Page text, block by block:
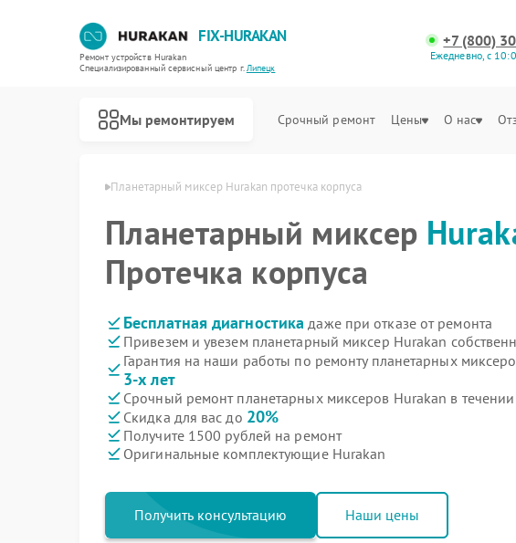
FIX-HURAKAN
Ремонт устройств Hurakan
Специализированный cервисный центр г.Липецк
+7 (800)
Ежедневно, с
Мы ремонтируем Срочный ремонт Цены О нас
Hurakan в Липецке Планетарный миксер Hurakan протечка корпуса
Планетарный миксер
Протечка корпуса
Бесплатная диагностика даже при отказе от ремонта
Привезем и увезем планетарный миксер Hurakan
Гарантия на наши работы по ремонту планетарных
3-х лет
Срочный ремонт планетарных миксеров Hurakan в течении
Скидка для вас до 20%
Получите 1500 рублей на ремонт
Оригинальные комплектующие Hurakan
Получить консультацию Наши цены